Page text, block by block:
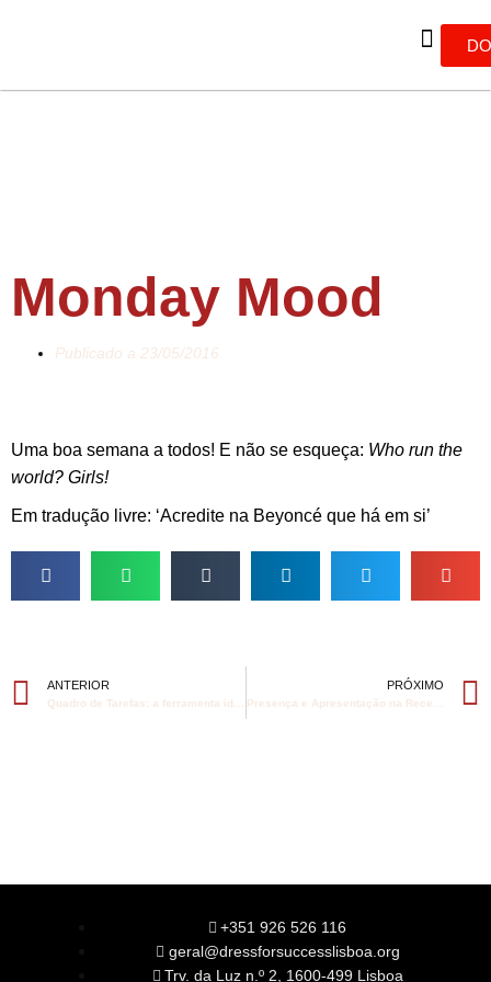
Monday Mood
Publicado a 23/05/2016
Uma boa semana a todos! E não se esqueça: Who run the
world? Girls!
Em tradução livre: ‘Acredite na Beyoncé que há em si’
ANTERIOR PRÓXIMO
+351 926 526 116
geral@dressforsuccesslisboa.org
Trv. da Luz n.º 2, 1600-499 Lisboa